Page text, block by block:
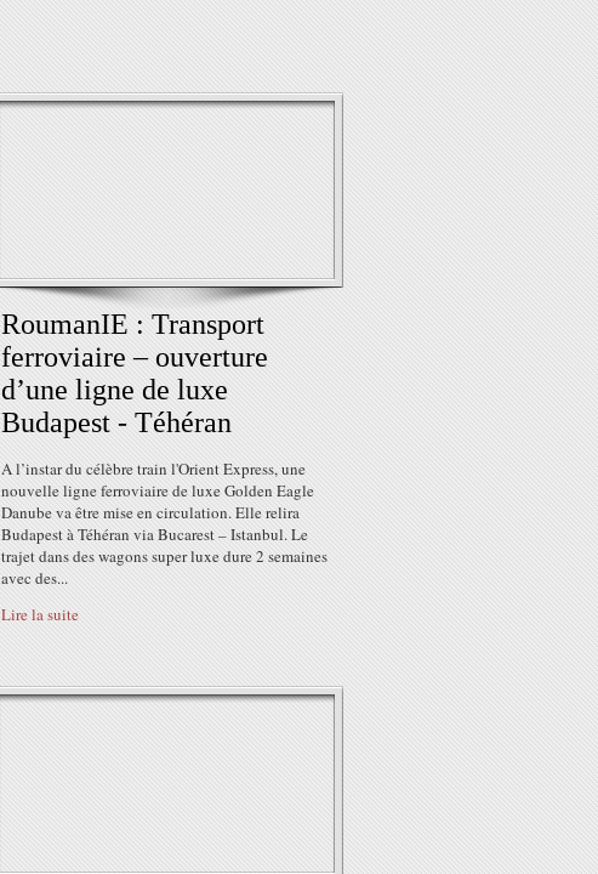
RoumanIE : Transport
ferroviaire – ouverture
d’une ligne de luxe
Budapest - Téhéran
A l’instar du célèbre train l'Orient Express, une
nouvelle ligne ferroviaire de luxe Golden Eagle
Danube va être mise en circulation. Elle relira
Budapest à Téhéran via Bucarest – Istanbul. Le
trajet dans des wagons super luxe dure 2 semaines
avec des...
Lire la suite